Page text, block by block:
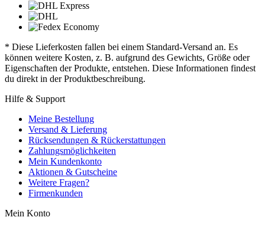
* Diese Lieferkosten fallen bei einem Standard-Versand an. Es
können weitere Kosten, z. B. aufgrund des Gewichts, Größe oder
Eigenschaften der Produkte, entstehen. Diese Informationen findest
du direkt in der Produktbeschreibung.
Hilfe & Support
Meine Bestellung
Versand & Lieferung
Rücksendungen & Rückerstattungen
Zahlungsmöglichkeiten
Mein Kundenkonto
Aktionen & Gutscheine
Weitere Fragen?
Firmenkunden
Mein Konto